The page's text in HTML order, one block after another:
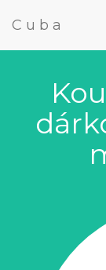
Cuba